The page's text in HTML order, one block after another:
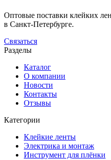
Оптовые поставки клейких
в Санкт-Петербурге.
Связаться
Разделы
Каталог
О компании
Новости
Контакты
Отзывы
Категории
Клейкие ленты
Электрика и монтаж
Инструмент для плёнки